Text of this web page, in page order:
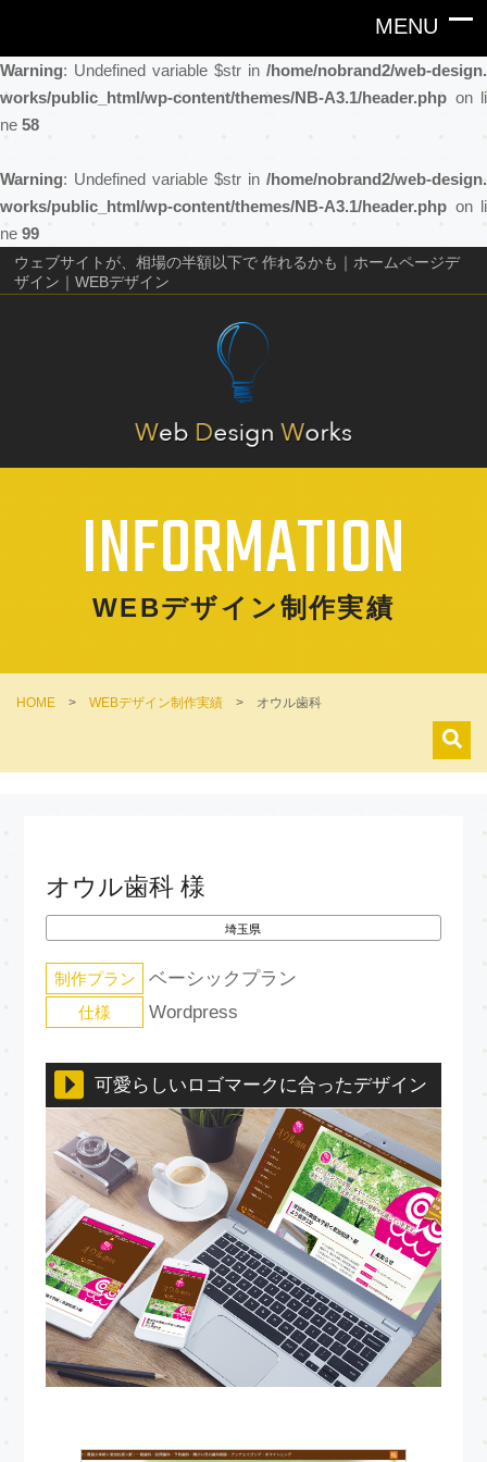
Warning: Undefined variable $str in /home/nobrand2/web-design.
works/public_html/wp-content/themes/NB-A3.1/header.php on li
ne 58
Warning: Undefined variable $str in /home/nobrand2/web-design.
works/public_html/wp-content/themes/NB-A3.1/header.php on li
ne 99
ウェブサイトが、相場の半額以下で 作れるかも｜ホームページデ
ザイン｜WEBデザイン
INFORMATION
WEBデザイン制作実績
HOME > WEBデザイン制作実績 > オウル歯科
オウル歯科 様
埼玉県
制作プラン ベーシックプラン
仕様 Wordpress
可愛らしいロゴマークに合ったデザイン